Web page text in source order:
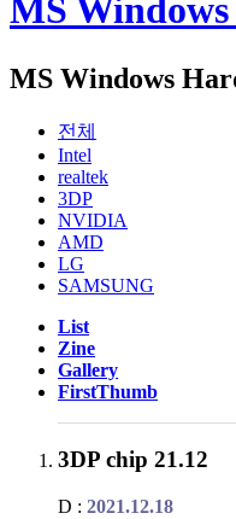
MS
MS Windows
전체
Intel
realtek
3DP
NVIDIA
AMD
LG
SAMSUNG
List
Zine
Gallery
FirstThumb
3DP chip 21.12
D : 2021.12.18